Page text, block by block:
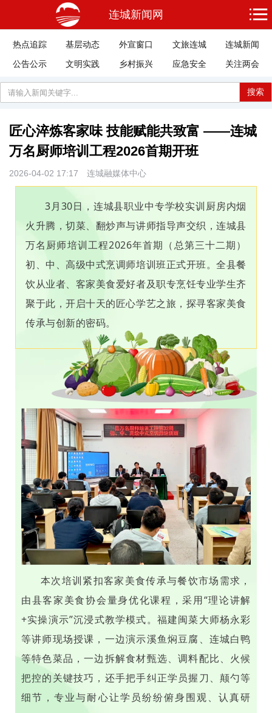
连城新闻网
热点追踪 基层动态 外宣窗口 文旅连城
连城新闻
公告公示
文明实践 乡村振兴 应急安全 关注两会
搜索
匠心淬炼客家味 技能赋能共致富 ——连城
万名厨师培训工程2026首期开班
2026-04-02 17:17 连城融媒体中心
3月30日，连城县职业中专学校实训厨房内烟
火升腾，切菜、翻炒声与讲师指导声交织，连城县
万名厨师培训工程2026年首期（总第三十二期）
初、中、高级中式烹调师培训班正式开班。全县餐
饮从业者、客家美食爱好者及职专烹饪专业学生齐
聚于此，开启十天的匠心学艺之旅，探寻客家美食
传承与创新的密码。
本次培训紧扣客家美食传承与餐饮市场需求，
由县客家美食协会量身优化课程，采用“理论讲解
+实操演示”沉浸式教学模式。福建闽菜大师杨永彩
等讲师现场授课，一边演示溪鱼焖豆腐、连城白鸭
等特色菜品，一边拆解食材甄选、调料配比、火候
把控的关键技巧，还手把手纠正学员握刀、颠勺等
细节，专业与耐心让学员纷纷俯身围观、认真研